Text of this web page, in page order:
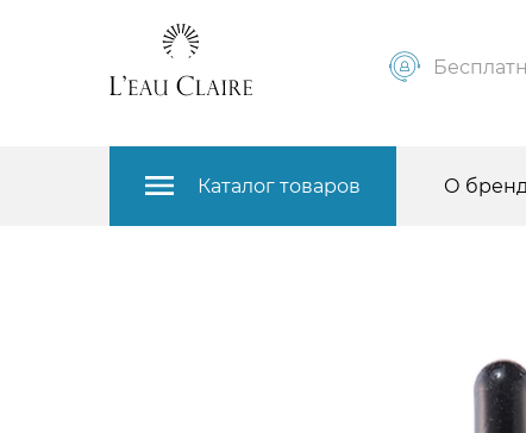
Каталог товаров О